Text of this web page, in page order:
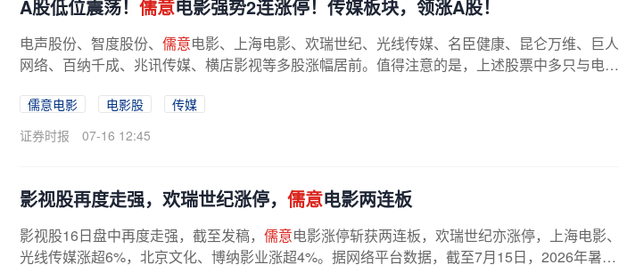
A股低位震荡！ 儒意电影强势2连涨停！传媒板块，领涨A股！
电声股份、智度股份、 儒意电影、上海电影、欢瑞世纪、光线传媒、名臣健康、昆仑万维、巨人
网络、百纳千成、兆讯传媒、横店影视等多股涨幅居前。值得注意的是，上述股票中多只与电影
儒意电影 电影股
传媒
证券时报
07-16 12:45
影视股再度走强，欢瑞世纪涨停， 儒意电影两连板
影视股16日盘中再度走强，截至发稿， 儒意电影涨停斩获两连板，欢瑞世纪亦涨停，上海电影、
光线传媒涨超6%，北京文化、博纳影业涨超4%。据网络平台数据，截至7月15日，2026年暑期